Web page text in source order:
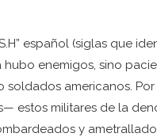
español (siglas que
enemigos, sino
soldados americanos.
estos militares de la
y